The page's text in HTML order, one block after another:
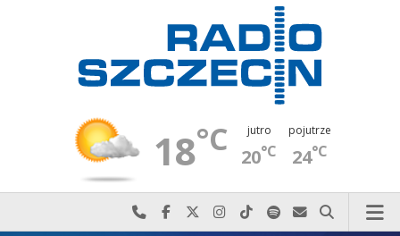
18°C jutro
20°C
pojutrze
24°C
Najlepiej po prostu do nas zadzwoń
Odwiedź nas na Facebook-u
Odwiedź nas na X
Odwiedź nas na Instagram-ie
Odwiedź nas na TikTok-u
Szukaj nas na Spotify
Wyślij do nas
Szukaj